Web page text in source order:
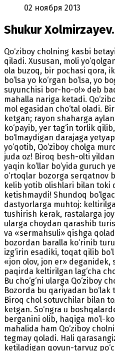
02 ноября 2013
Shukur
Qo‘ziboy cholning kasbi
qiladi. Xususan, moli
ola buzoq, bir pochasi qora,
bo‘lsa yo ko‘rgan bo‘lsa, yo
suyunchisi bor-ho-o!» deb
mahalla nariga ketadi.
mol egasidan cho‘tal oladi.
ketgan; rayon shaharga
ko‘payib, yer tag‘in torlik
bo‘lmaydigan darajaga
yo‘qotib, Qo‘ziboy cholga
juda oz! Biroq besh-olti
yaqin ko‘llar bo‘yida guruch
o‘rtoqlar bozorga serqatnov
kelib yotib olishlari bilan toki
ketishmaydi! Shundoq
dastyorlarga muhtoj:
tushirish kerak, rastalarga
ularga choydan qarashib
va «sermahsuli» qishga
bozordan baralla ko‘rinib
izg‘irin esadiki, toqat qilib
«jon olov, jon er» deganidek,
paqirda keltirilgan lag‘cha
Bu cho‘g‘ni ularga Qo‘ziboy
Bozorda bu qariyadan bo‘lak
Biroq chol sotuvchilar bilan
ketgan. So‘ngra u
berganini olib, haqiga mo‘l-
mahalida ham Qo‘ziboy
tegmay qoladi. Hali
ketiladigan qovun-tarvuz